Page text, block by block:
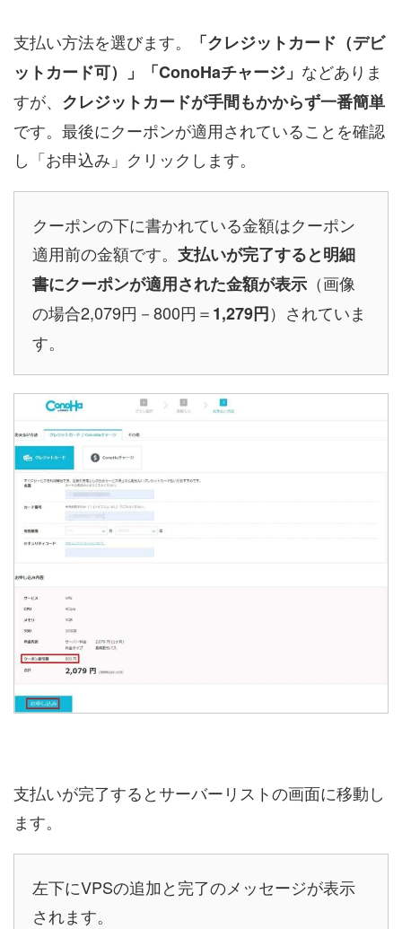
支払い方法を選びます。
「クレジットカード（デビ
ットカード可）」「ConoHaチャージ」 などありま
すが、 クレジットカードが手間もかからず一番簡単
です。最後にクーポンが適用されていることを確認
し「お申込み」クリックします。
クーポンの下に書かれている金額はクーポン
適用前の金額です。 支払いが完了すると明細
書にクーポンが適用された金額が表示 （画像
の場合2,079円－800円＝1,279円）されていま
す。
支払いが完了するとサーバーリストの画面に移動し
ます。
左下にVPSの追加と完了のメッセージが表示
されます。